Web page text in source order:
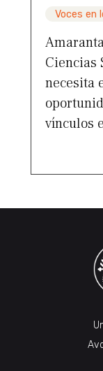
Voces en
Ciencias
necesita
vínculos